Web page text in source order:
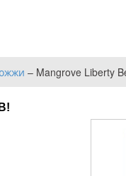
– Mangrove Liberty